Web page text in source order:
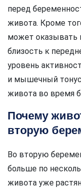
перед
живота. Кроме
может оказывать
близость к
уровень
и мышечный
живота во время
Почему
вторую
Во вторую
больше по
живота уже